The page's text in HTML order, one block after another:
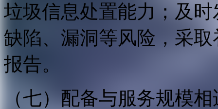
垃圾信息处置能力；及
缺陷、漏洞等风险，采
报告。
（七）配备与服务规模